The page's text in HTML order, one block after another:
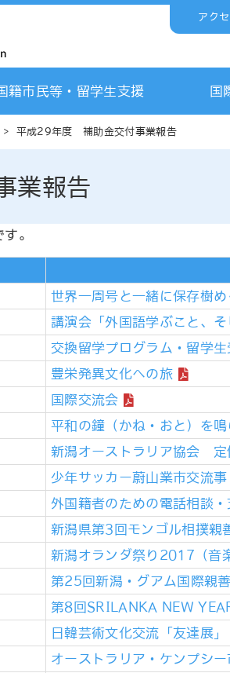
籍市民等・留学生支援 国
アクセ
> 平成29年度 補助金交付事業報告
業報告
。
世界一周号と一緒に保存樹
講演会「外国語学ぶこと、そ
交換留学プログラム・留学
豊栄発異文化への旅
国際交流会
平和の鐘（かね・おと）を
新潟オーストラリア協会 定
少年サッカー蔚山業市交流事
外国籍者のための電話相談・
新潟県第3回モンゴル相撲親
新潟オランダ祭り2017（音
第25回新潟・グアム国際親
第8回SRILANKA NEW
日韓芸術文化交流「友達展」
オーストラリア・ケンプシ